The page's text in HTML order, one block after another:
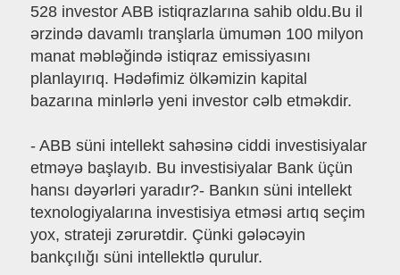
528 investor ABB istiqrazlarına sahib oldu.Bu il
ərzində davamlı tranşlarla ümumən 100 milyon
manat məbləğində istiqraz emissiyasını
planlayırıq. Hədəfimiz ölkəmizin kapital
bazarına minlərlə yeni investor cəlb etməkdir.
- ABB süni intellekt sahəsinə ciddi investisiyalar
etməyə başlayıb. Bu investisiyalar Bank üçün
hansı dəyərləri yaradır?- Bankın süni intellekt
texnologiyalarına investisiya etməsi artıq seçim
yox, strateji zərurətdir. Çünki gələcəyin
bankçılığı süni intellektlə qurulur.